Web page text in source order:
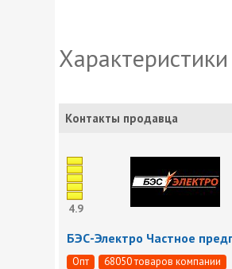
Характеристики
Контакты продавца
4.9
БЭС-Электро Частное
Опт 68050 товаров компании